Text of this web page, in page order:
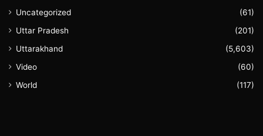
Uncategorized
(61)
Uttar Pradesh
(201)
Uttarakhand
(5,603)
Video
(60)
World
(117)